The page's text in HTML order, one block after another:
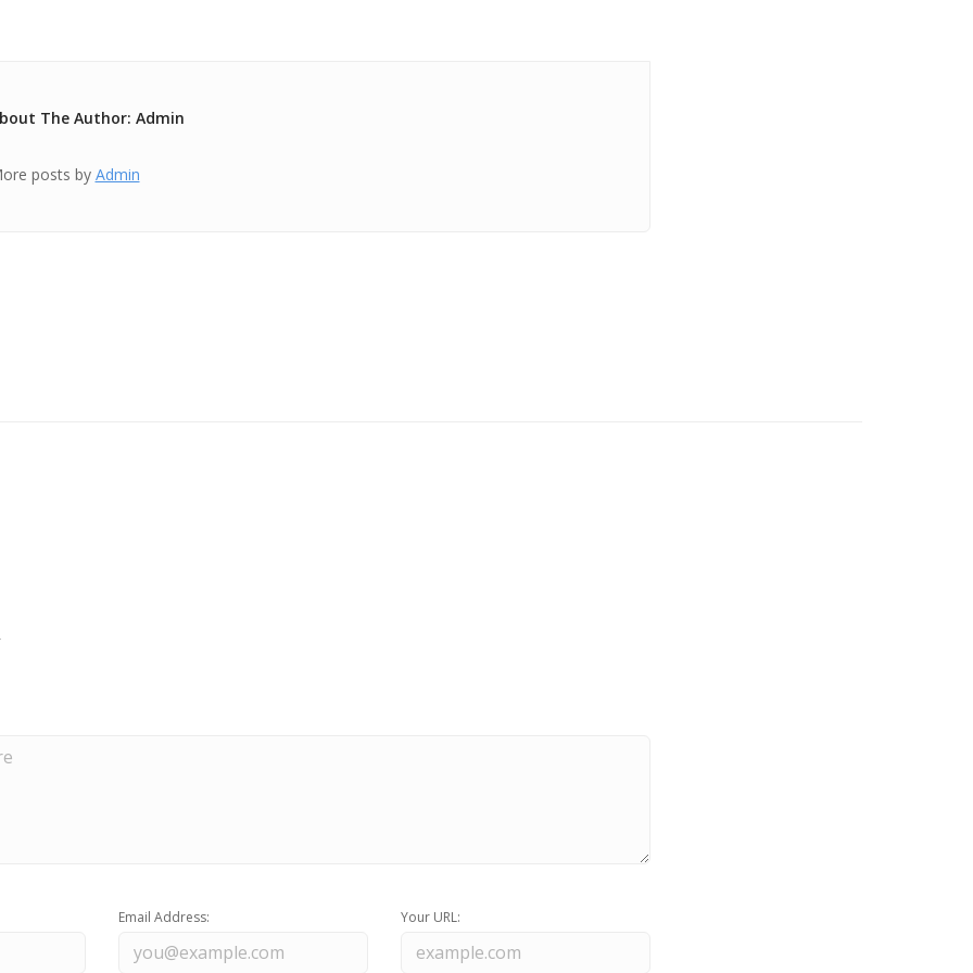
The Author: Admin
posts by Admin
Email Address: Your URL: